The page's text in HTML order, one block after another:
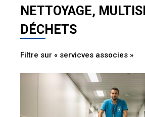
NETTOYAGE,
DÉCHETS
Filtre sur « servicves associes »